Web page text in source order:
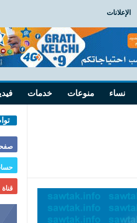
الإعلانات
نساء منوعات خدمات